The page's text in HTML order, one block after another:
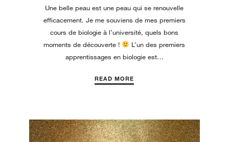
Une belle peau est une peau qui se renouvelle
efficacement. Je me souviens de mes premiers
cours de biologie à l’université, quels bons
moments de découverte !
L’un des premiers
apprentissages en biologie est…
READ MORE